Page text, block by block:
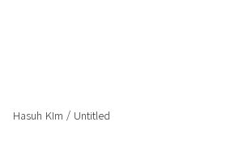
Hasuh KIm / Untitled